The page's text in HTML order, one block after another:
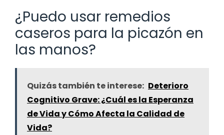
¿Puedo usar remedios
caseros para la picazón en
las manos?
Quizás también te interese: Deterioro
Cognitivo Grave: ¿Cuál es la Esperanza
de Vida y Cómo Afecta la Calidad de
Vida?